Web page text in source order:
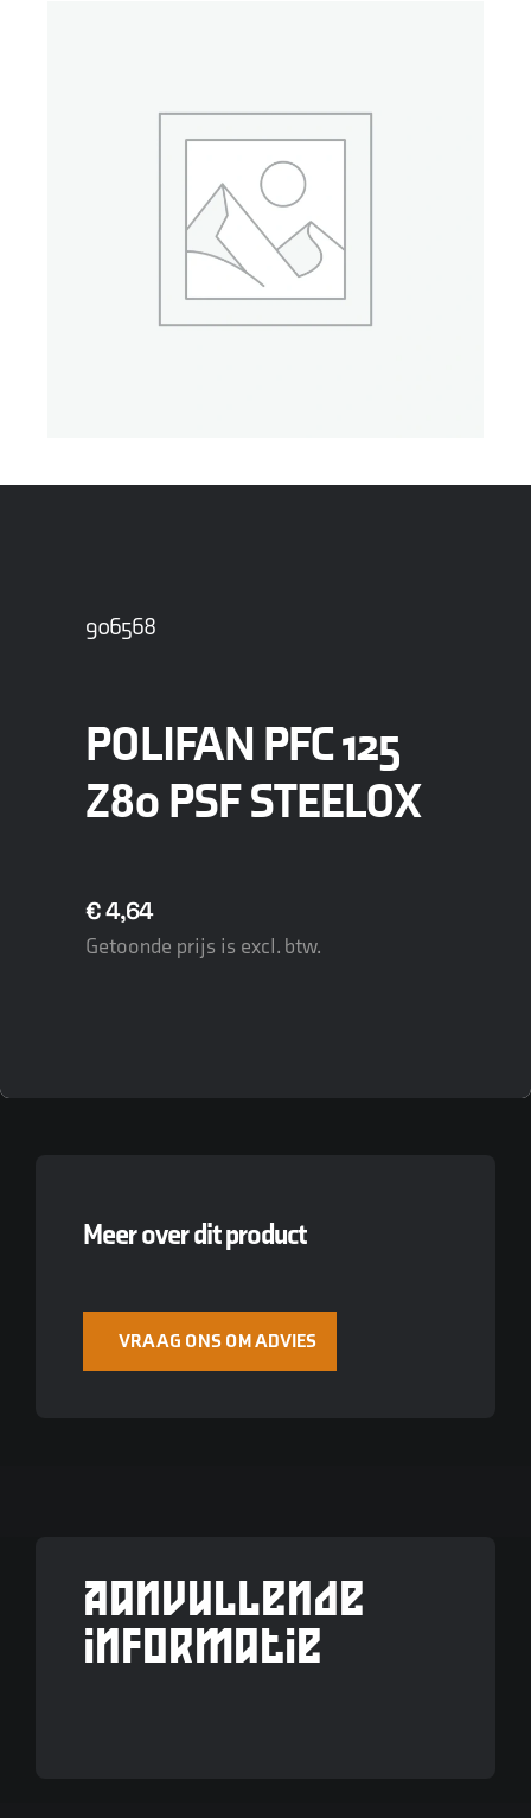
906568
POLIFAN PFC 125
Z80 PSF STEELOX
€4,64
Getoonde prijs is excl. btw.
Meer over dit product
VRAAG ONS OM ADVIES
Aanvullende
informatie